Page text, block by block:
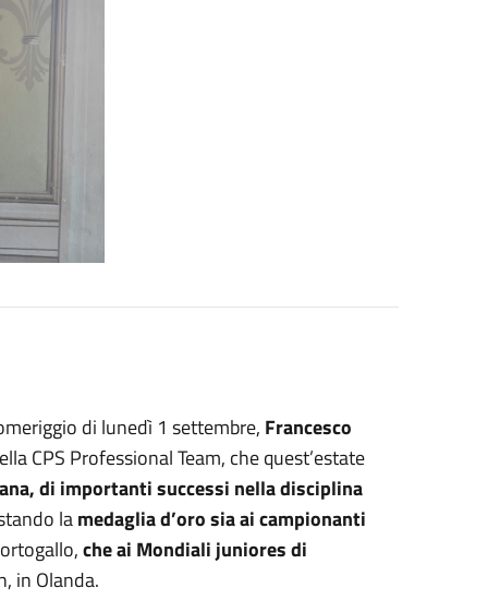
di lunedì 1 settembre, Francesco
CPS Professional Team, che quest’estate
di importanti successi nella disciplina
lamedaglia d’oro sia ai campionanti
che ai Mondiali juniores di
in Olanda.